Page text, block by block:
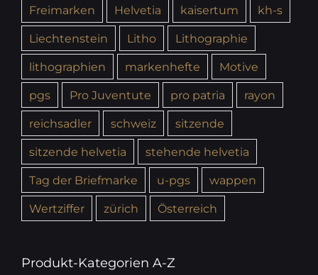
Freimarken
Helvetia kaisertum
kh-s
Liechtenstein
Litho
Lithographie
lithographien
markenhefte
Motive
pgs
Pro Juventute pro patria
rayon
reichsadler
schweiz
sitzende
sitzende helvetia
stehende helvetia
Tag der Briefmarke
u-pgs
wappen
Wertziffer
zürich Österreich
Produkt-Kategorien A-Z